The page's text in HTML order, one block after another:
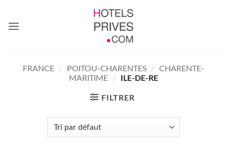
contenu
FRANCE / POITOU-CHARENTES /
CHARENTE-
MARITIME
/ ILE-DE-RE
FILTRER